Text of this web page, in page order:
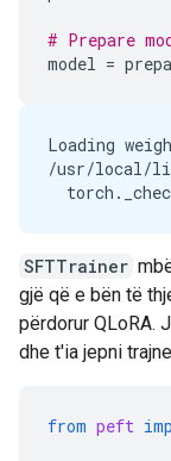
# Prepare
model =
Loading
/usr/local/
SFTTrainer
gjë që e bën të
përdorur QLoRA.
dhe t'ia jepni
from peft